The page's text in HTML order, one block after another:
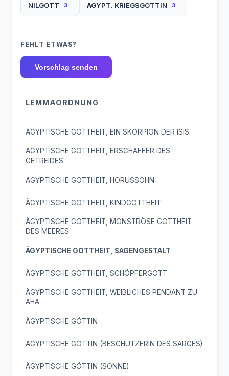
NILGOTT 3 ÄGYPT. KRIEGSGÖTTIN 3
FEHLT ETWAS?
Vorschlag senden
LEMMAORDNUNG
ÄGYPTISCHE GOTTHEIT, EIN SKORPION DER ISIS
ÄGYPTISCHE GOTTHEIT, ERSCHAFFER DES
GETREIDES
ÄGYPTISCHE GOTTHEIT, HORUSSOHN
ÄGYPTISCHE GOTTHEIT, KINDGOTTHEIT
ÄGYPTISCHE GOTTHEIT, MONSTRÖSE GOTTHEIT
DES MEERES
ÄGYPTISCHE GOTTHEIT, SAGENGESTALT
ÄGYPTISCHE GOTTHEIT, SCHÖPFERGOTT
ÄGYPTISCHE GOTTHEIT, WEIBLICHES PENDANT ZU
AHA
ÄGYPTISCHE GÖTTIN
ÄGYPTISCHE GÖTTIN (BESCHÜTZERIN DES SARGES)
ÄGYPTISCHE GÖTTIN (SONNE)